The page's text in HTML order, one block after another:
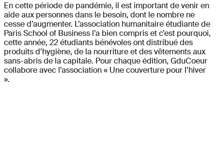
En cette période de pandémie, il est important de venir en
aide aux personnes dans le besoin, dont le nombre ne
cesse d’augmenter. L’association humanitaire étudiante de
Paris School of Business l’a bien compris et c’est pourquoi,
cette année, 22 étudiants bénévoles ont distribué des
produits d’hygiène, de la nourriture et des vêtements aux
sans-abris de la capitale. Pour chaque édition, GduCoeur
collabore avec l’association « Une couverture pour l’hiver
».